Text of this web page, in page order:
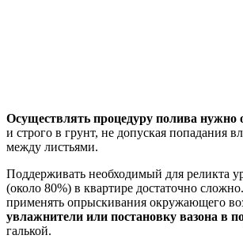
Осуществлять процедуру полива нужно
и строго в грунт, не допуская попадания
между листьями.
Поддерживать необходимый для реликта
(около 80%) в квартире достаточно
применять опрыскивания окружающего
увлажнители или постановку вазона в
галькой.